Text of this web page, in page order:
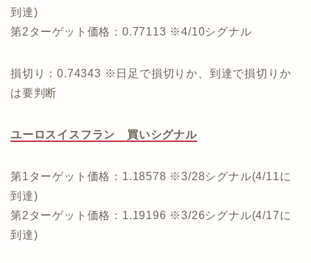
到達)
第2ターゲット価格：0.77113 ※4/10シグナル
損切り：0.74343 ※日足で損切りか、到達で損切りか
は要判断
ユーロスイスフラン 買いシグナル
第1ターゲット価格：1.18578 ※3/28シグナル(4/11に
到達)
第2ターゲット価格：1.19196 ※3/26シグナル(4/17に
到達)